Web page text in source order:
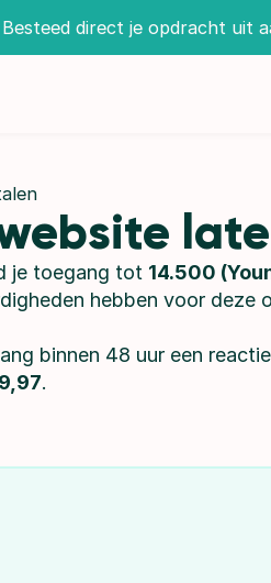
Besteed direct je opdracht uit
je toegang tot 14.500
hebben voor deze
binnen 48 uur een
.